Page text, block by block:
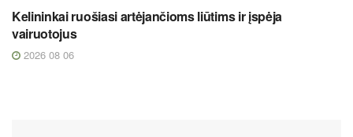
Kelininkai ruošiasi artėjančioms liūtims ir įspėja
vairuotojus
2026 08 06